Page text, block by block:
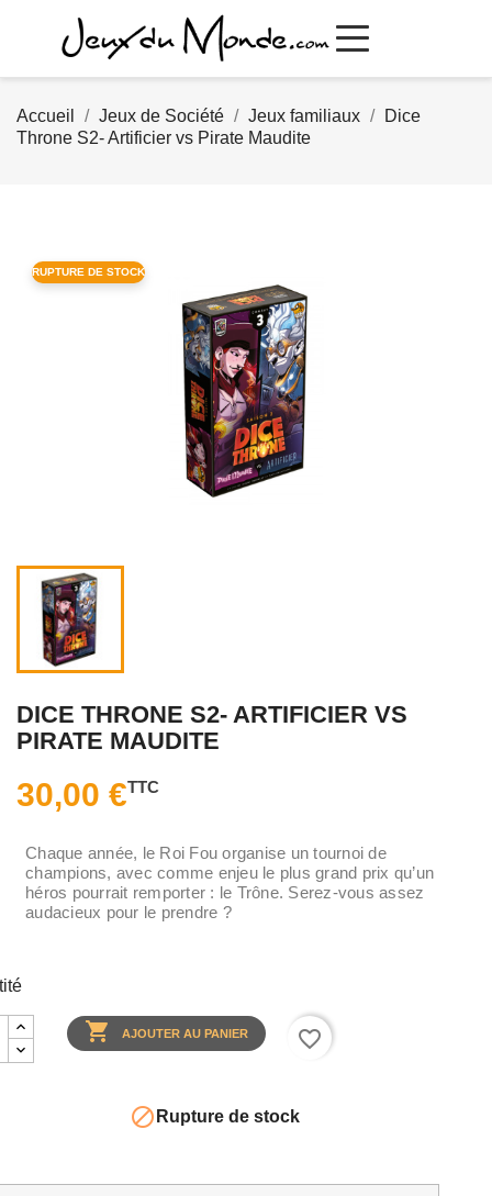
Accueil Jeux de Société Jeux familiaux
Dice
Throne S2- Artificier vs Pirate Maudite
RUPTURE DE STOCK
DICE THRONE S2- ARTIFICIER VS
PIRATE MAUDITE
30,00 €TTC
Chaque année, le Roi Fou organise un tournoi de
champions, avec comme enjeu le plus grand prix qu’un
héros pourrait remporter : le Trône. Serez-vous assez
audacieux pour le prendre ?
 AJOUTER AU PANIER favorite_border
 Rupture de stock